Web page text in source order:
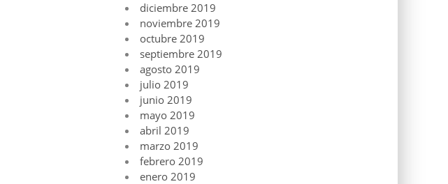
diciembre 2019
noviembre 2019
octubre 2019
septiembre 2019
agosto 2019
julio 2019
junio 2019
mayo 2019
abril 2019
marzo 2019
febrero 2019
enero 2019